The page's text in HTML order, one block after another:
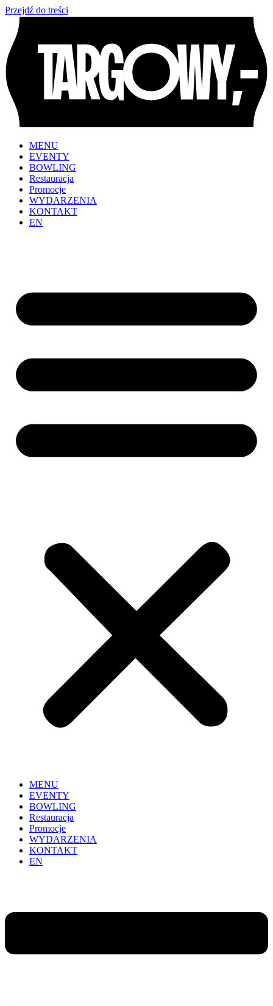
Przejdź do treści
MENU
EVENTY
BOWLING
Restauracja
Promocje
WYDARZENIA
KONTAKT
EN
MENU
EVENTY
BOWLING
Restauracja
Promocje
WYDARZENIA
KONTAKT
EN